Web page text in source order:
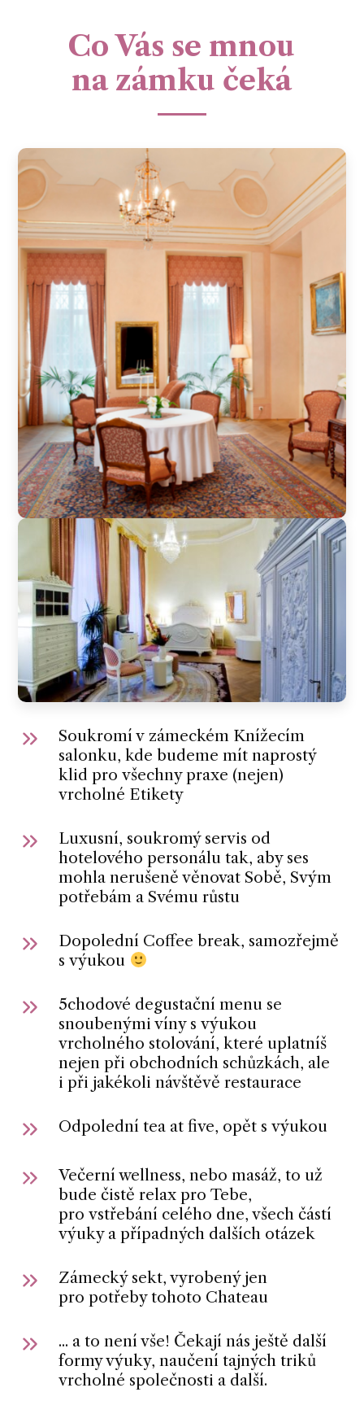
Co Vás se mnou
na zámku čeká
Soukromí v zámeckém Knížecím
salonku, kde budeme mít naprostý
klid pro všechny praxe (nejen)
vrcholné Etikety
Luxusní, soukromý servis od
hotelového personálu tak, aby ses
mohla nerušeně věnovat Sobě, Svým
potřebám a Svému růstu
Dopolední Coffee break, samozřejmě
s výukou
5chodové degustační menu se
snoubenými víny s výukou
vrcholného stolování, které uplatníš
nejen při obchodních schůzkách, ale
i při jakékoli návštěvě restaurace
Odpolední tea at five, opět s výukou
Večerní wellness, nebo masáž, to už
bude čistě relax pro Tebe,
pro vstřebání celého dne, všech částí
výuky a případných dalších otázek
Zámecký sekt, vyrobený jen
pro potřeby tohoto Chateau
... a to není vše! Čekají nás ještě další
formy výuky, naučení tajných triků
vrcholné společnosti a další.